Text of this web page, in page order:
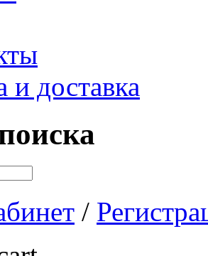
и доставка
/